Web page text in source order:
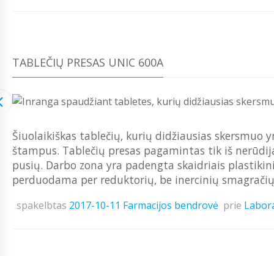
TABLEČIŲ PRESAS UNIC 600A
Šiuolaikiškas tablečių, kurių didžiausias skersmuo
štampus. Tablečių presas pagamintas tik iš
pusių. Darbo zona yra padengta skaidriais
perduodama per reduktorių, be inercinių
spakelbtas 2017-10-11 Farmacijos bendrovė prie